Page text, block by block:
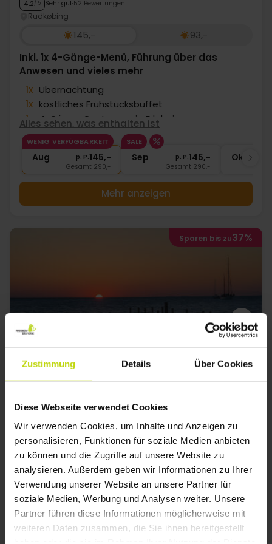
Zustimmung Details Über Cookies
Diese Webseite verwendet Cookies
Wir verwenden Cookies, um Inhalte und Anzeigen zu
personalisieren, Funktionen für soziale Medien anbieten
zu können und die Zugriffe auf unsere Website zu
analysieren. Außerdem geben wir Informationen zu Ihrer
Verwendung unserer Website an unsere Partner für
soziale Medien, Werbung und Analysen weiter. Unsere
Partner führen diese Informationen möglicherweise mit
weiteren Daten zusammen, die Sie ihnen bereitgestellt
4.2/ 5 Sehr gut 52 Bewertungen
Rudkøbing
145,-
93,-
Inkl. 1x 4-Gänge-Menü, Führung über das
Anwesen und vieles mehr
1x Übernachtung
1x köstliches Frühstücksbuffet
1x 4-Gänge Gastronomie Erlebnis
∞ Burgführung
∞ Gratis Internet und Parken
Alles sehen, was enthalten ist
WENIG VERFÜGBARKEIT
Aug p. P.145,-
Gesamt 290,-
SALE
Sep p. P.145,-
Gesamt 290,-
Okt
Mehr anzeigen
Sparen bis zu37%
Bagenkop Kro
Rudkøbing
91,- 115,-
155,-
Inkl. Fisch buffet
1x Übernachtung
1x Frühstücksbuffet
1x Fischbuffet
1x Kaffee/Tee u. Kuchen am Ankunftstag
∞ Gratis Internet und Parken
Alles sehen, was enthalten ist